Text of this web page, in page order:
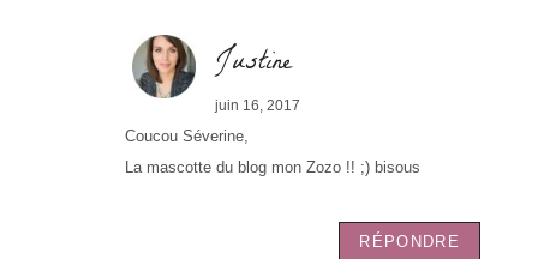
Justine
juin 16, 2017
Coucou Séverine,
La mascotte du blog mon Zozo !! ;) bisous
RÉPONDRE